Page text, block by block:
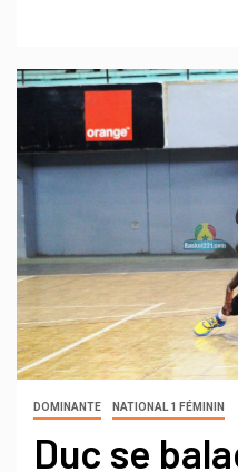
DOMINANTE NATIONAL 1 FÉMININ
Duc se